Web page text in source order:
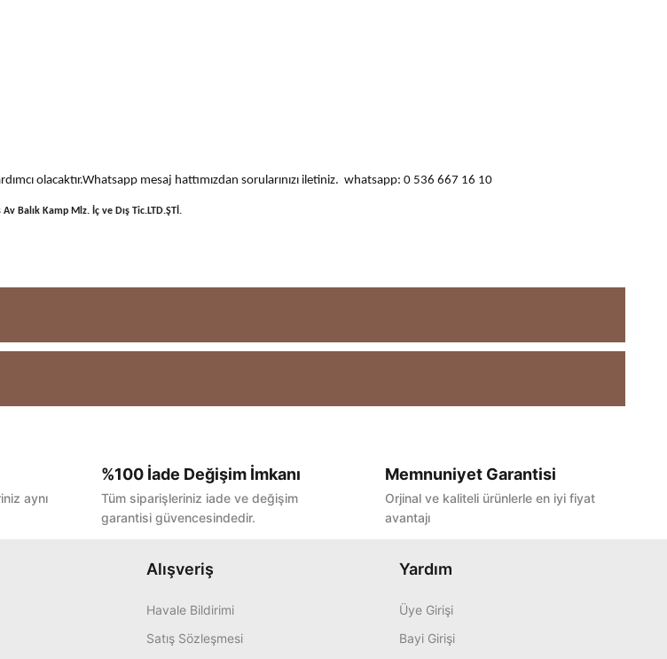
olacaktır.Whatsapp mesaj hattımızdan sorularınızı iletiniz. whatsapp: 0 536 667 16 10
Balık Kamp Mlz. İç ve Dış Tic.LTD.ŞTİ.
ürüne ilk yorumu siz yapın!
aynı
%100 İade Değişim İmkanı
Tüm siparişleriniz iade ve değişim
garantisi güvencesindedir.
Memnuniyet Garantisi
Orjinal ve kaliteli ürünlerle en iyi fiyat
avantajı
Alışveriş
Havale Bildirimi
Satış Sözleşmesi
Yardım
Üye Girişi
Bayi Girişi